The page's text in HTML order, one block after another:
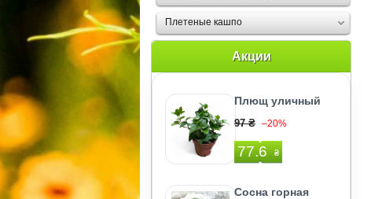
Плетеные кашпо
Акции
Плющ уличный
97 ₴ –20%
77.6 ₴
Сосна горная